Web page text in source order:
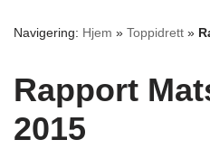
Navigering: Hjem » Toppidrett »
Rapport
2015